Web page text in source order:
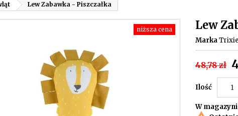
Lew Zabawka - Piszczałka
niższa cena Lew
MarkaTrixie
48,78 zł
Ilość
W